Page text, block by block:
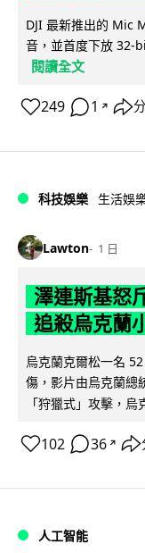
DJI 最新推出的 Mic
音，並首度下放 32-
閱讀全文
249 1 ↗
科技娛樂 生活娛
Lawton 1 日
澤連斯基怒
追殺烏克蘭
烏克蘭克爾松一名
傷，影片由烏克蘭總
「狩獵式」攻擊，烏
102 36 ↗
人工智能